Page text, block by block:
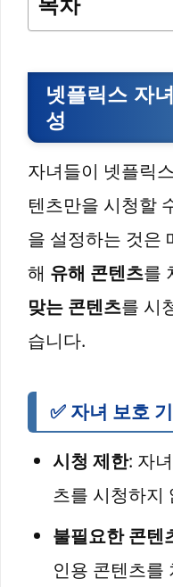
넷플릭스 자
성
자녀들이 넷플릭
텐츠만을 시청할
을 설정하는 것은
해 유해 콘텐츠를
맞는 콘텐츠를 시
습니다.
✅ 자녀 보호
시청 제한: 자
츠를 시청하지
불필요한 콘텐
인용 콘텐츠를